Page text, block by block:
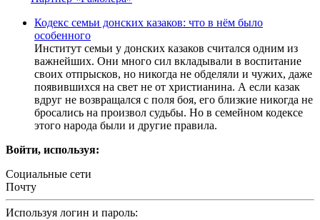
Кодекс семьи донских казаков: что в нём было
особенного
Институт семьи у донских казаков считался одним из
важнейших. Они много сил вкладывали в воспитание
своих отпрысков, но никогда не обделяли и чужих, даже
появившихся на свет не от христианина. А если казак
вдруг не возвращался с поля боя, его близкие никогда не
бросались на произвол судьбы. Но в семейном кодексе
этого народа были и другие правила.
Войти, используя:
Социальные сети
Почту
Используя логин и пароль: